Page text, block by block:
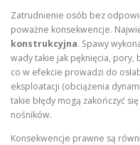
Zatrudnienie osób bez
poważne konsekwencje.
konstrukcyjna. Spawy
wady takie jak pęknięcia,
co w efekcie prowadzi do
eksploatacji (obciążenia
takie błędy mogą zakończyć
nośników.
Konsekwencje prawne są